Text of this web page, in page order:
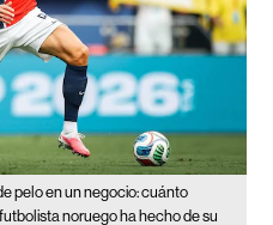
pelo en un negocio: cuánto
noruego ha hecho de su